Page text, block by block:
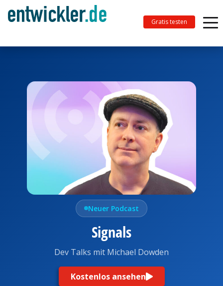
Gratis testen
Neuer Podcast
Signals
Dev Talks mit Michael Dowden
Kostenlos ansehen